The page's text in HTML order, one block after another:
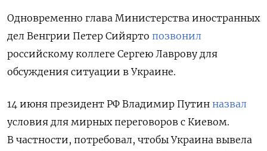
Одновременно глава Министерства иностранных
дел Венгрии Петер Сийярто позвонил
российскому коллеге Сергею Лаврову для
обсуждения ситуации в Украине.
14 июня президент РФ Владимир Путин назвал
условия для мирных переговоров с Киевом.
В частности, потребовал, чтобы Украина вывела